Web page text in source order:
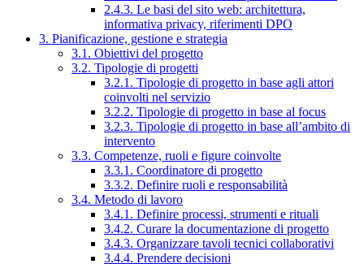
2.4.3. Le basi del sito web: architettura,
informativa privacy, riferimenti DPO
3. Pianificazione, gestione e strategia
3.1. Obiettivi del progetto
3.2. Tipologie di progetti
3.2.1. Tipologie di progetto in base agli attori
coinvolti nel servizio
3.2.2. Tipologie di progetto in base al focus
3.2.3. Tipologie di progetto in base all’ambito di
intervento
3.3. Competenze, ruoli e figure coinvolte
3.3.1. Coordinatore di progetto
3.3.2. Definire ruoli e responsabilità
3.4. Metodo di lavoro
3.4.1. Definire processi, strumenti e rituali
3.4.2. Curare la documentazione di progetto
3.4.3. Organizzare tavoli tecnici collaborativi
3.4.4. Prendere decisioni